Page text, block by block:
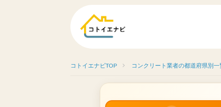
コトイエナビTOP コンクリート業者の都道府県別一